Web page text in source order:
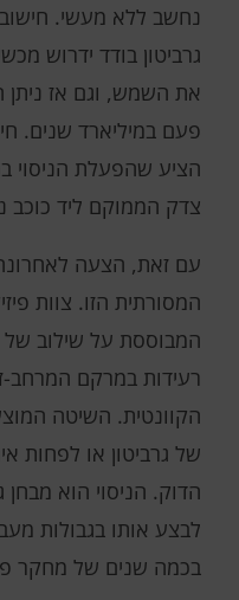
נחשב ללא מעשי.
גרביטון בודד ידרוש
את השמש, וגם אז
פעם במיליארד שנים.
הציע שהפעלת הניסוי
צדק הממוקם ליד כוכב
עם זאת, הצעה
המסורתית הזו. צוות
המבוססת על שילוב של
רעידות במרקם המרחב-
הקוונטית. השיטה
של גרביטון או לפחות
הדוק. הניסוי הוא מבחן
לבצע אותו בגבולות
בכמה שנים של מחקר